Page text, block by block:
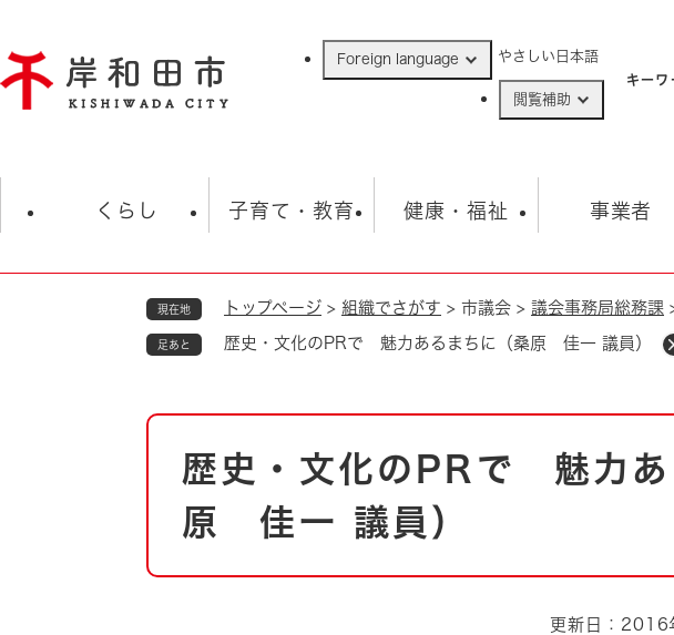
ジ
の
Foreign language やさしい日本語
閲覧補助
キーワ
くらし
住民票・戸籍
ごみ・衛生・動物 救急・消防
防災・防犯 上水道・下水道
自然・環境・公園 住宅
引っ越し
子育て・教育
学校 子育て
健康・福祉
福祉・健康・生活
事業者
入札・契
環境
観光 観光ス
市の概要
市政
市役所・施設の
現在地 トップページ > 組織でさがす > 市議会 > 議会事務局総務課
足あと 歴史・文化のPRで 魅力あるまちに（桑原 佳一 議員）
本
歴史・文化のPRで 魅力あ
原 佳一 議員）
更新日：2016